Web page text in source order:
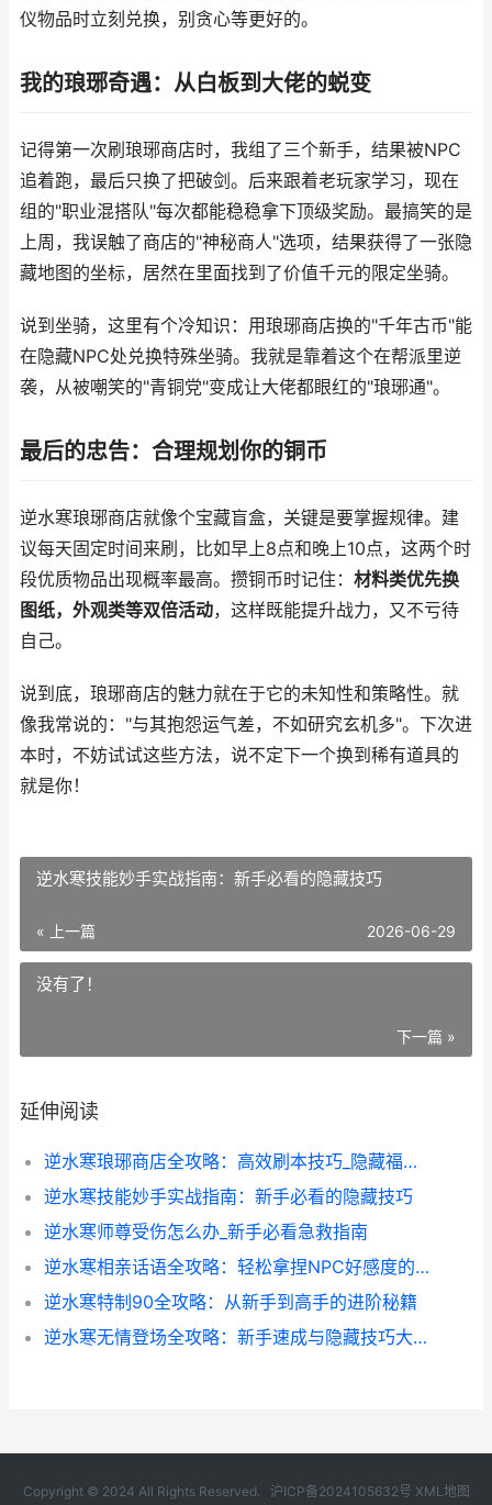
仪物品时立刻兑换，别贪心等更好的。
我的琅琊奇遇：从白板到大佬的蜕变
记得第一次刷琅琊商店时，我组了三个新手，结果被NPC
追着跑，最后只换了把破剑。后来跟着老玩家学习，现在
组的"职业混搭队"每次都能稳稳拿下顶级奖励。最搞笑的是
上周，我误触了商店的"神秘商人"选项，结果获得了一张隐
藏地图的坐标，居然在里面找到了价值千元的限定坐骑。
说到坐骑，这里有个冷知识：用琅琊商店换的"千年古币"能
在隐藏NPC处兑换特殊坐骑。我就是靠着这个在帮派里逆
袭，从被嘲笑的"青铜党"变成让大佬都眼红的"琅琊通"。
最后的忠告：合理规划你的铜币
逆水寒琅琊商店就像个宝藏盲盒，关键是要掌握规律。建
议每天固定时间来刷，比如早上8点和晚上10点，这两个时
段优质物品出现概率最高。攒铜币时记住： 材料类优先换
图纸，外观类等双倍活动，这样既能提升战力，又不亏待
自己。
说到底，琅琊商店的魅力就在于它的未知性和策略性。就
像我常说的："与其抱怨运气差，不如研究玄机多"。下次进
本时，不妨试试这些方法，说不定下一个换到稀有道具的
就是你！
逆水寒技能妙手实战指南：新手必看的隐藏技巧
« 上一篇 2026-06-29
没有了！
下一篇 »
延伸阅读
逆水寒琅琊商店全攻略：高效刷本技巧_隐藏福利揭秘
逆水寒技能妙手实战指南：新手必看的隐藏技巧
逆水寒师尊受伤怎么办_新手必看急救指南
逆水寒相亲话语全攻略：轻松拿捏NPC好感度的秘密
逆水寒特制90全攻略：从新手到高手的进阶秘籍
逆水寒无情登场全攻略：新手速成与隐藏技巧大揭秘
Copyright © 2024 All Rights Reserved. 沪ICP备2024105632号 XML地图